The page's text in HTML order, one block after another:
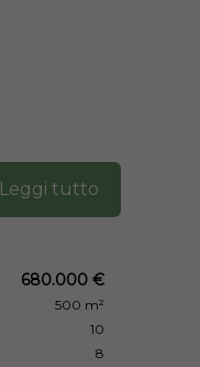
Leggi tutto
680.000 €
500 m²
10
8